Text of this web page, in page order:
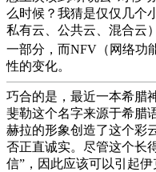
么时候？我猜是仅仅几个
私有云、公共云、混合云
一部分，而NFV（网络功
性的变化。
巧合的是，最近一本希腊
斐勒这个名字来源于希腊
赫拉的形象创造了这个彩
否正直诚实。尽管这个长
信”，因此应该可以引起